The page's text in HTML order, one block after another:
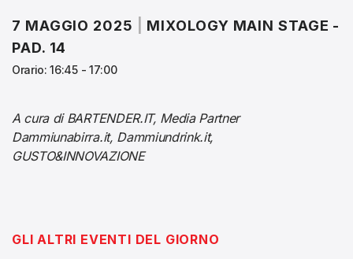
7 MAGGIO 2025
MIXOLOGY MAIN STAGE -
PAD. 14
Orario: 16:45 - 17:00
A cura di BARTENDER.IT, Media Partner
Dammiunabirra.it, Dammiundrink.it,
GUSTO&INNOVAZIONE
GLI ALTRI EVENTI DEL GIORNO